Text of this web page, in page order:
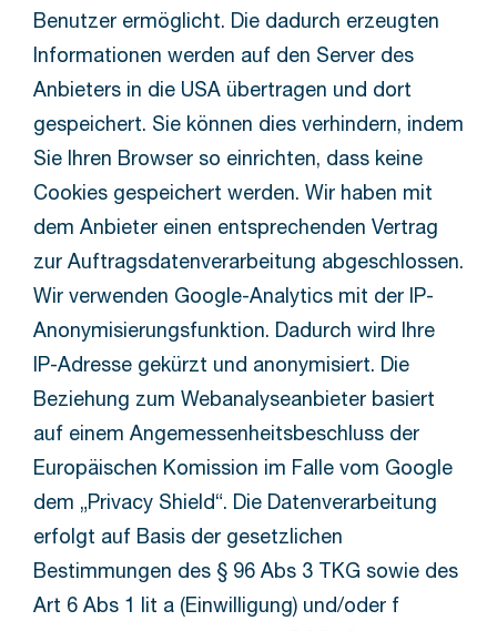
Benutzer ermöglicht. Die dadurch erzeugten
Informationen werden auf den Server des
Anbieters in die USA übertragen und dort
gespeichert. Sie können dies verhindern, indem
Sie Ihren Browser so einrichten, dass keine
Cookies gespeichert werden. Wir haben mit
dem Anbieter einen entsprechenden Vertrag
zur Auftragsdatenverarbeitung abgeschlossen.
Wir verwenden Google-Analytics mit der IP-
Anonymisierungsfunktion. Dadurch wird Ihre
IP-Adresse gekürzt und anonymisiert. Die
Beziehung zum Webanalyseanbieter basiert
auf einem Angemessenheitsbeschluss der
Europäischen Komission im Falle vom Google
dem „Privacy Shield“. Die Datenverarbeitung
erfolgt auf Basis der gesetzlichen
Bestimmungen des § 96 Abs 3 TKG sowie des
Art 6 Abs 1 lit a (Einwilligung) und/oder f